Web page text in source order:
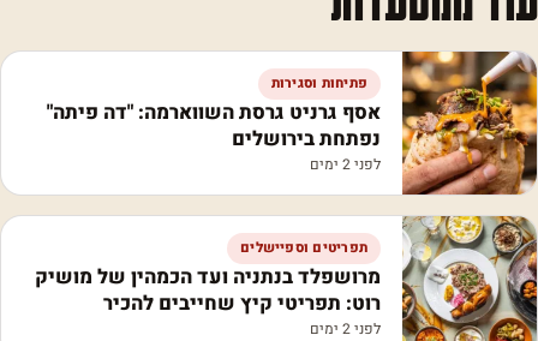
פתיחות וסגירות
אסף גרניט גרסת השווארמה: "דה פיתה"
נפתחת בירושלים
לפני 2 ימים
תפריטים וספיישלים
מרושפלד בנתניה ועד הכמהין של מושיק
רוט: תפריטי קיץ שחייבים להכיר
לפני 2 ימים